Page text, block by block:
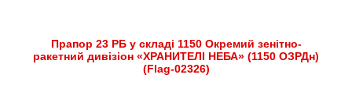
Прапор 23 РБ у складі 1150 Окремий зенітно-
ракетний дивізіон «ХРАНИТЕЛІ НЕБА» (1150 ОЗРДн)
(Flag-02326)